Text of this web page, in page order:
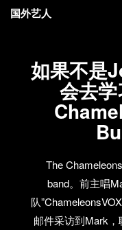
如果不是
会去
The
band。前主唱
队
邮件采访到Mark
国外艺人